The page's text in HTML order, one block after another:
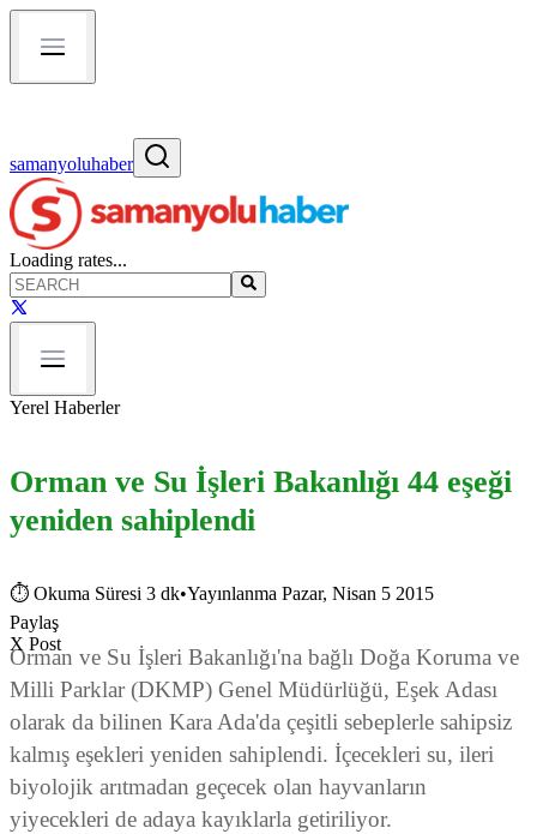
samanyoluhaber
Loading rates...
Yerel Haberler
Orman ve Su İşleri Bakanlığı 44 eşeği
yeniden sahiplendi
⏱ Okuma Süresi 3 dk•Yayınlanma Pazar, Nisan 5 2015
Paylaş
X Post
Orman ve Su İşleri Bakanlığı'na bağlı Doğa Koruma ve
Milli Parklar (DKMP) Genel Müdürlüğü, Eşek Adası
olarak da bilinen Kara Ada'da çeşitli sebeplerle sahipsiz
kalmış eşekleri yeniden sahiplendi. İçecekleri su, ileri
biyolojik arıtmadan geçecek olan hayvanların
yiyecekleri de adaya kayıklarla getiriliyor.